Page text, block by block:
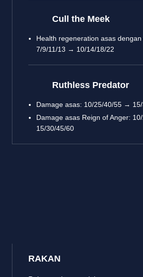
Cull the Meek
Health regeneration asas dengan
7/9/11/13 → 10/14/18/22
Ruthless Predator
Damage asas: 10/25/40/55 →
Damage asas Reign of Anger:
15/30/45/60
RAKAN